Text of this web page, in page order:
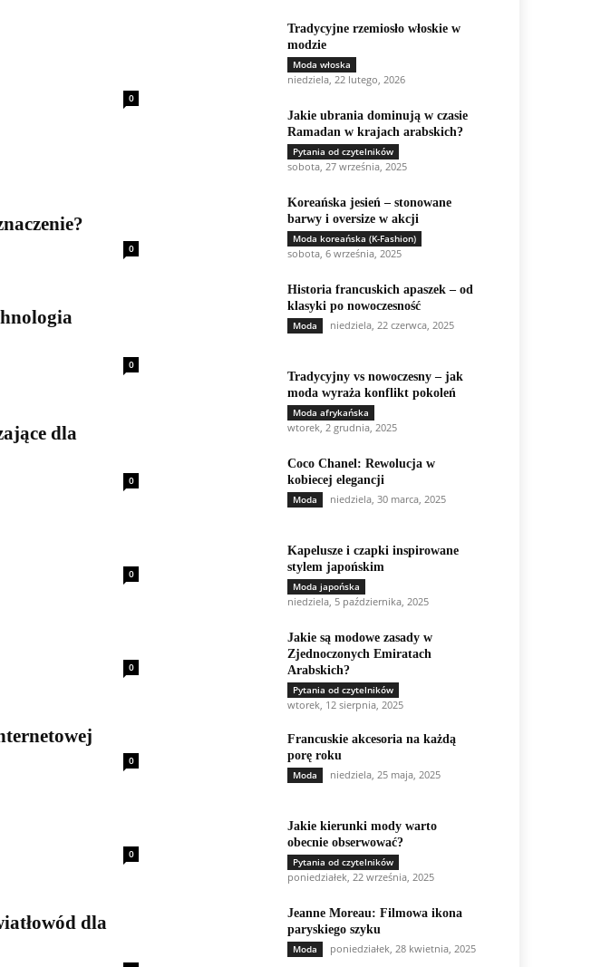
0
0
0
dla
0
0
0
0
0
dla
Tradycyjne rzemiosło włoskie w
modzie
Moda włoska
niedziela, 22 lutego, 2026
Jakie ubrania dominują w czasie
Ramadan w krajach arabskich?
Pytania od czytelników
sobota, 27 września, 2025
Koreańska jesień – stonowane
barwy i oversize w akcji
Moda koreańska (K-Fashion)
sobota, 6 września, 2025
Historia francuskich apaszek – od
klasyki po nowoczesność
Moda niedziela, 22 czerwca, 2025
Tradycyjny vs nowoczesny – jak
moda wyraża konflikt pokoleń
Moda afrykańska
wtorek, 2 grudnia, 2025
Coco Chanel: Rewolucja w
kobiecej elegancji
Moda niedziela, 30 marca, 2025
Kapelusze i czapki inspirowane
stylem japońskim
Moda japońska
niedziela, 5 października, 2025
Jakie są modowe zasady w
Zjednoczonych Emiratach
Arabskich?
Pytania od czytelników
wtorek, 12 sierpnia, 2025
Francuskie akcesoria na każdą
porę roku
Moda niedziela, 25 maja, 2025
Jakie kierunki mody warto
obecnie obserwować?
Pytania od czytelników
poniedziałek, 22 września, 2025
Jeanne Moreau: Filmowa ikona
paryskiego szyku
Moda poniedziałek, 28 kwietnia, 2025